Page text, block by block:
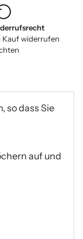
Kauf widerrufen
so dass Sie
auf und